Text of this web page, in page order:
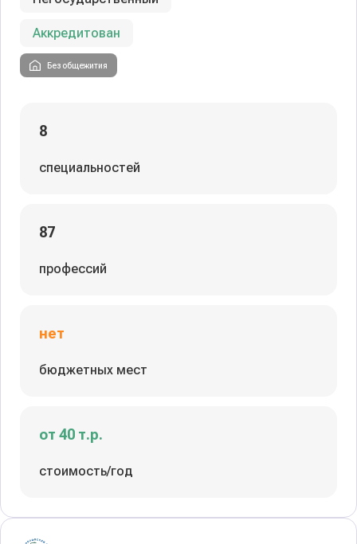
Аккредитован
Без общежития
8
специальностей
87
профессий
нет
бюджетных мест
от 40 т.р.
стоимость/год